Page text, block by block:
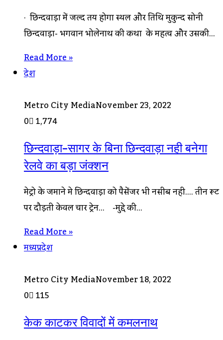
· छिन्दवाड़ा में जल्द तय होगा स्थल और तिथि मुकुन्द सोनी
छिन्दवाड़ा- भगवान भोलेनाथ की कथा के महत्व और उसकी…
Read More »
देश
Metro City MediaNovember 23, 2022
0 1,774
छिन्दवाड़ा-सागर के बिना छिन्दवाड़ा नही बनेगा
रेलवे का बड़ा जंक्शन
मेट्रो के जमाने मे छिन्दवाड़ा को पैसेंजर भी नसीब नही…. तीन रूट
पर दौड़ती केवल चार ट्रेन… -मुद्दे की…
Read More »
मध्यप्रदेश
Metro City MediaNovember 18, 2022
0 115
केक काटकर विवादों में कमलनाथ